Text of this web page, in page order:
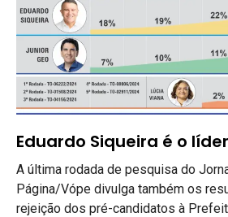
Eduardo Siqueira é o
A última rodada de pesquisa do
Página/Vópe divulga também os
rejeição dos pré-candidatos à